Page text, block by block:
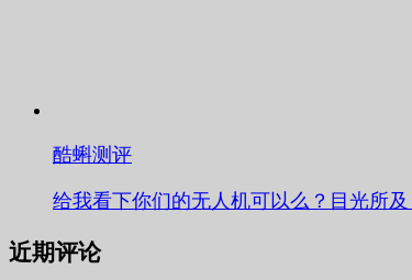
酷蝌测评
给我看下你们的无人机可以么？目光所
近期评论